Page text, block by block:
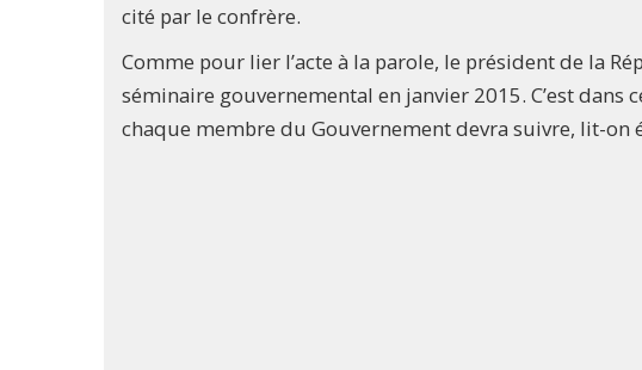
cité par le confrère.
Comme pour lier l’acte à la parole, le président de la
séminaire gouvernemental en janvier 2015. C’est
chaque membre du Gouvernement devra suivre, lit-on